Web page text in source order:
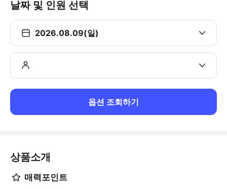
날짜 및 인원 선택
2026.08.09(일)
옵션 조회하기
상품소개
매력포인트